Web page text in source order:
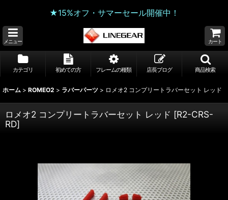
★15%オフ・サマーセール開催中！
メニュー カート
カテゴリ 初めての方 フレームの種類 店長ブログ 商品検索
ホーム > ROMEO2 > ラバーパーツ > ロメオ2 コンプリートラバーセット レッド
ロメオ2 コンプリートラバーセット レッド [R2-CRS-
RD]